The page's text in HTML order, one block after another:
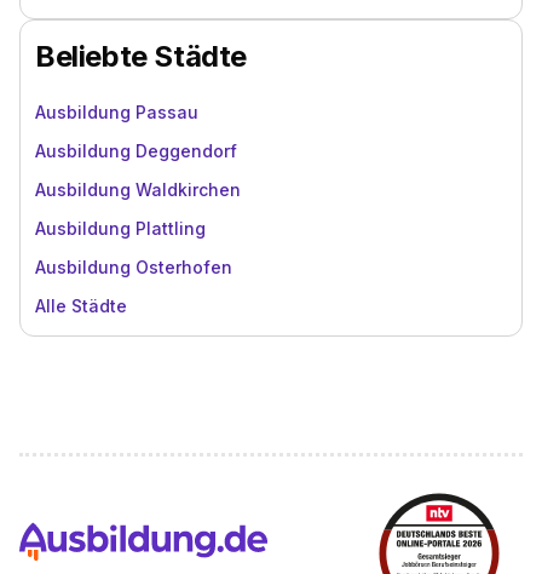
Beliebte Städte
Ausbildung Passau
Ausbildung Deggendorf
Ausbildung Waldkirchen
Ausbildung Plattling
Ausbildung Osterhofen
Alle Städte